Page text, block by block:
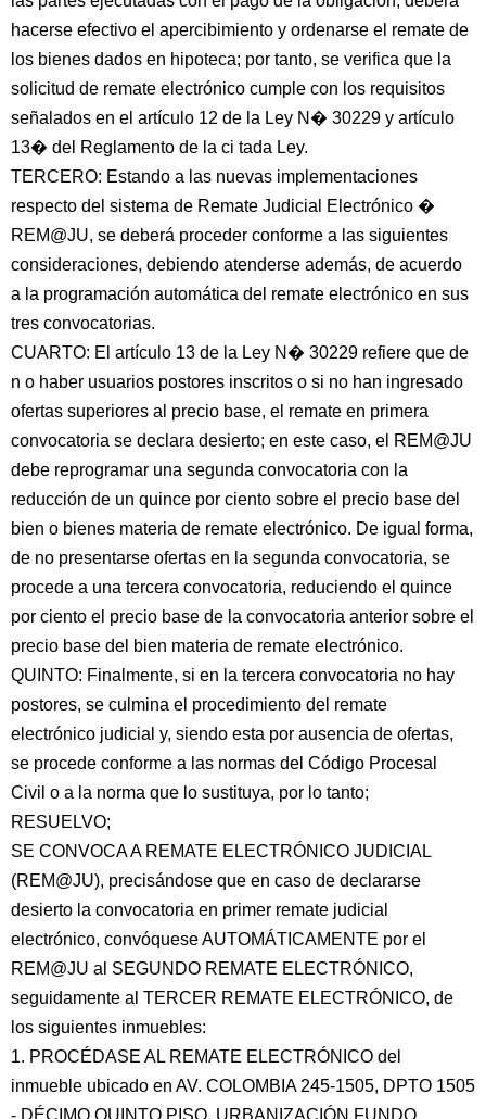
hacerse efectivo el apercibimiento y ordenarse el remate de
los bienes dados en hipoteca; por tanto, se verifica que la
solicitud de remate electrónico cumple con los requisitos
señalados en el artículo 12 de la Ley N� 30229 y artículo
13� del Reglamento de la ci tada Ley.
TERCERO: Estando a las nuevas implementaciones
respecto del sistema de Remate Judicial Electrónico �
REM@JU, se deberá proceder conforme a las siguientes
consideraciones, debiendo atenderse además, de acuerdo
a la programación automática del remate electrónico en sus
tres convocatorias.
CUARTO: El artículo 13 de la Ley N� 30229 refiere que de
n o haber usuarios postores inscritos o si no han ingresado
ofertas superiores al precio base, el remate en primera
convocatoria se declara desierto; en este caso, el REM@JU
debe reprogramar una segunda convocatoria con la
reducción de un quince por ciento sobre el precio base del
bien o bienes materia de remate electrónico. De igual forma,
de no presentarse ofertas en la segunda convocatoria, se
procede a una tercera convocatoria, reduciendo el quince
por ciento el precio base de la convocatoria anterior sobre el
precio base del bien materia de remate electrónico.
QUINTO: Finalmente, si en la tercera convocatoria no hay
postores, se culmina el procedimiento del remate
electrónico judicial y, siendo esta por ausencia de ofertas,
se procede conforme a las normas del Código Procesal
Civil o a la norma que lo sustituya, por lo tanto;
RESUELVO;
SE CONVOCA A REMATE ELECTRÓNICO JUDICIAL
(REM@JU), precisándose que en caso de declararse
desierto la convocatoria en primer remate judicial
electrónico, convóquese AUTOMÁTICAMENTE por el
REM@JU al SEGUNDO REMATE ELECTRÓNICO,
seguidamente al TERCER REMATE ELECTRÓNICO, de
los siguientes inmuebles:
1. PROCÉDASE AL REMATE ELECTRÓNICO del
inmueble ubicado en AV. COLOMBIA 245-1505, DPTO 1505
- DÉCIMO QUINTO PISO, URBANIZACIÓN FUNDO